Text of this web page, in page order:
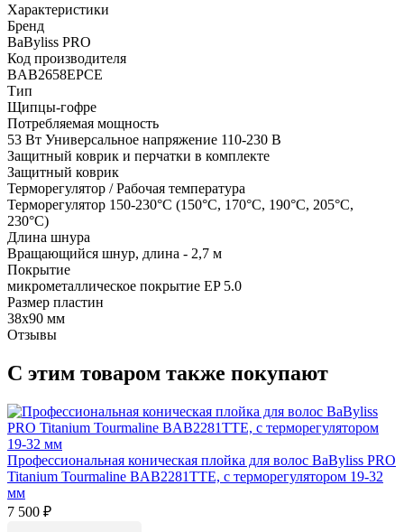
Характеристики
Бренд
BaByliss PRO
Код производителя
BAB2658EPCE
Тип
Щипцы-гофре
Потребляемая мощность
53 Вт Универсальное напряжение 110-230 В
Защитный коврик и перчатки в комплекте
Защитный коврик
Терморегулятор / Рабочая температура
Терморегулятор 150-230°C (150°C, 170°C, 190°C, 205°C,
230°C)
Длина шнура
Вращающийся шнур, длина - 2,7 м
Покрытие
микрометаллическое покрытие EP 5.0
Размер пластин
38х90 мм
Отзывы
С этим товаром также покупают
Профессиональная коническая плойка для волос BaByliss PRO
Titanium Tourmaline BAB2281TTE, с терморегулятором 19-32
мм
7 500 ₽